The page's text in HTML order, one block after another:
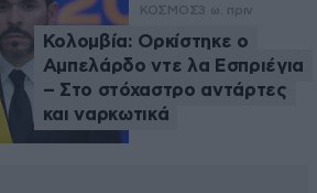
ΚΟΣΜΟΣ3 ω. πριν
Κολομβία: Ορκίστηκε ο
Αμπελάρδο ντε λα Εσπριέγια
– Στο στόχαστρο αντάρτες
και ναρκωτικά